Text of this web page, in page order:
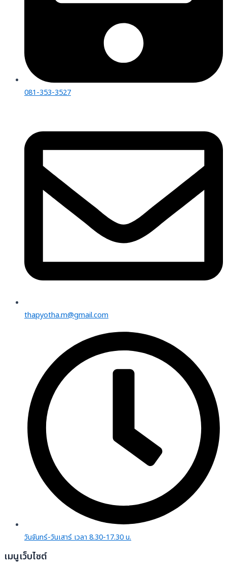
081-353-3527
thapyotha.m@gmail.com
วันจันทร์-วันเสาร์ เวลา 8.30-17.30 น.
เมนูเว็บไซต์